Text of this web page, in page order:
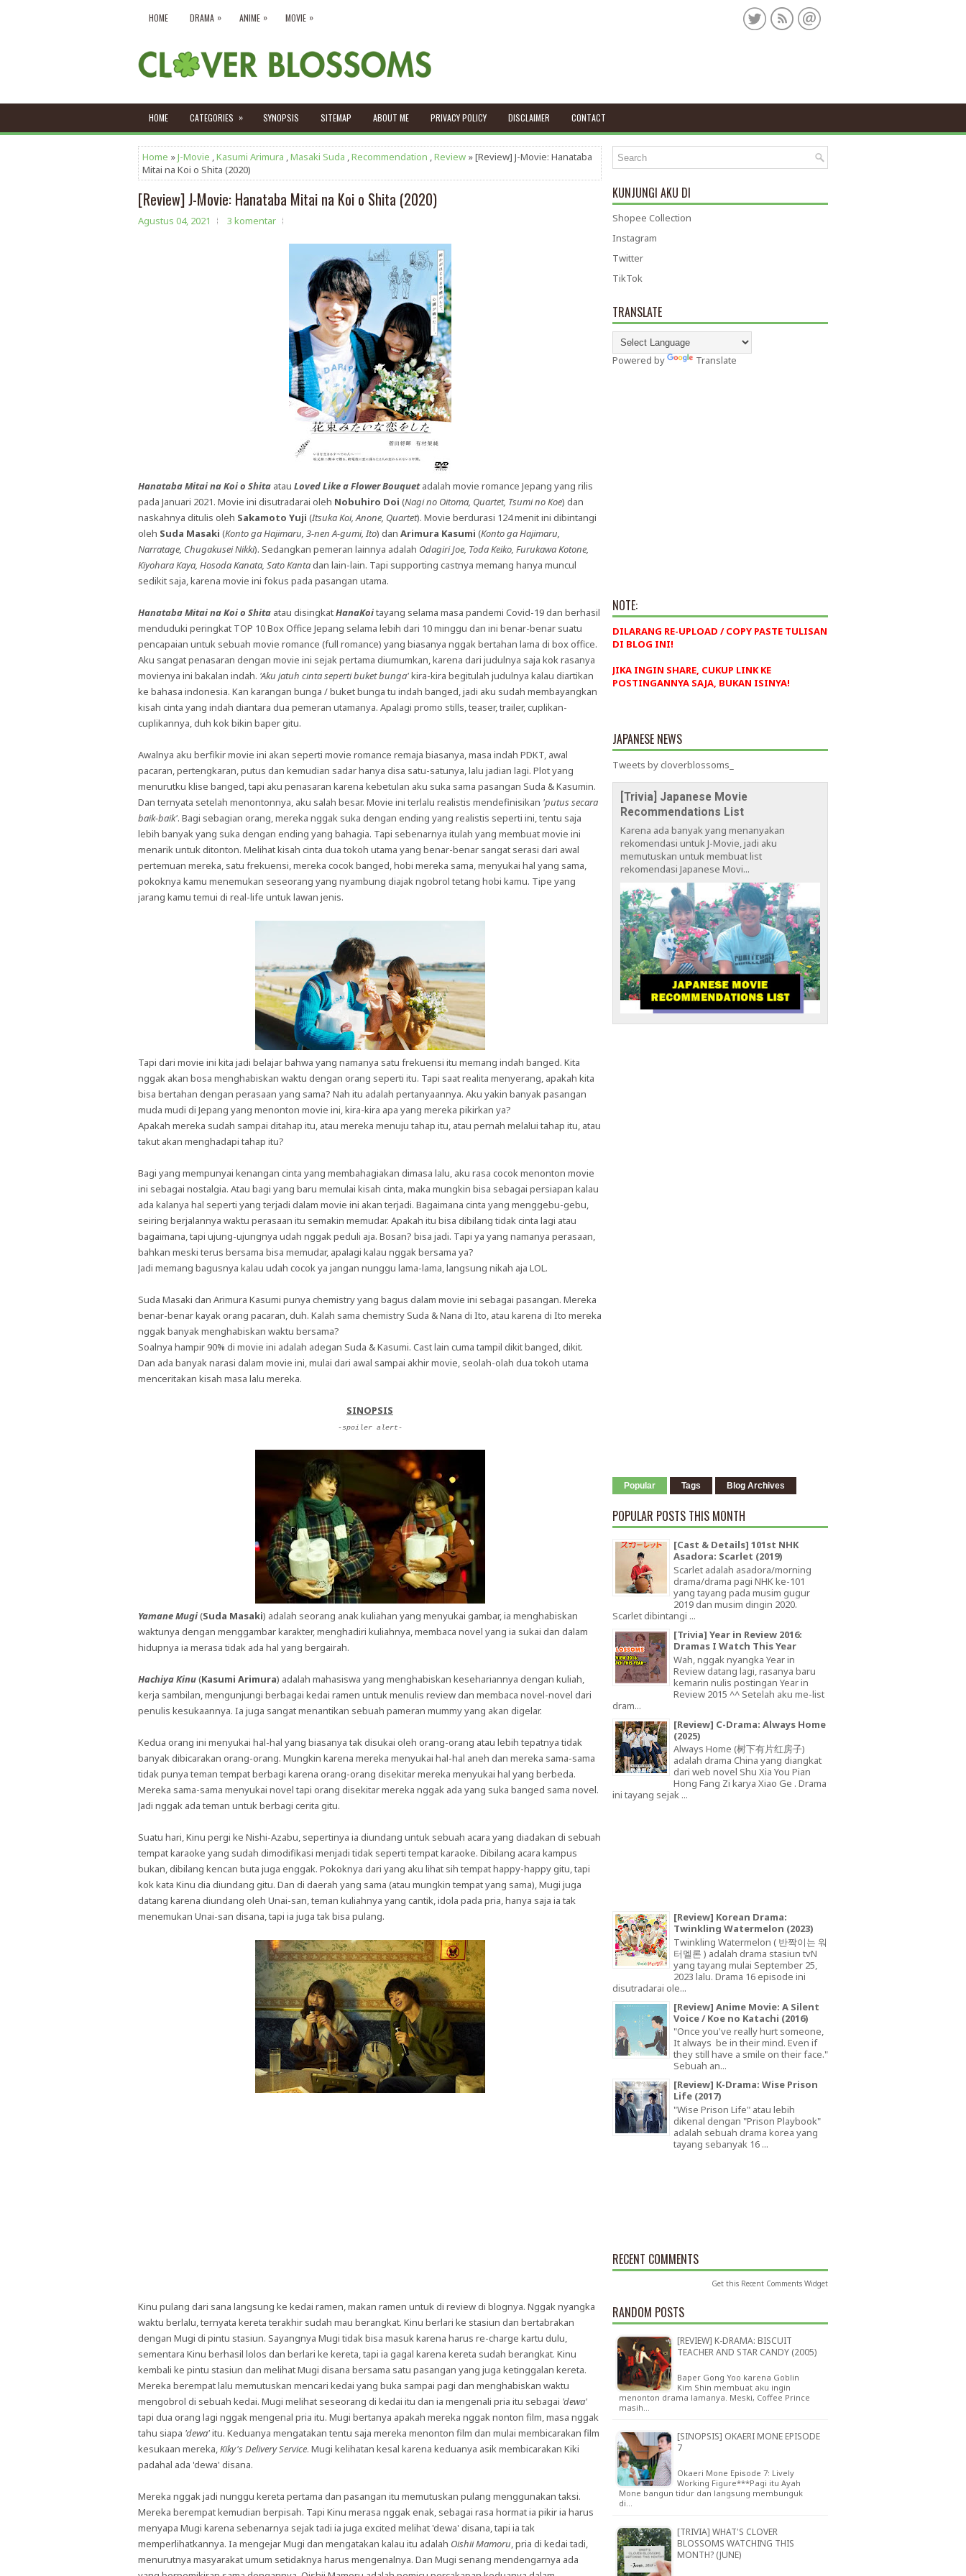
HOME DRAMA » ANIME » MOVIE »
HOME CATEGORIES » SYNOPSIS SITEMAP ABOUT ME PRIVACY POLICY DISCLAIMER CONTACT
Home »J-Movie ,Kasumi Arimura ,Masaki Suda ,Recommendation ,Review » [Review] J-Movie: Hanataba
Mitai na Koi o Shita (2020)
[Review] J-Movie: Hanataba Mitai na Koi o Shita (2020)
Agustus 04, 2021 3 komentar
Hanataba Mitai na Koi o Shita atau Loved Like a Flower Bouquetadalah movie romance Jepang yang rilis
pada Januari 2021. Movie ini disutradarai oleh Nobuhiro Doi (Nagi no Oitoma, Quartet, Tsumi no Koe) dan
naskahnya ditulis oleh Sakamoto Yuji (Itsuka Koi, Anone, Quartet). Movie berdurasi 124 menit ini dibintangi
oleh Suda Masaki (Konto ga Hajimaru, 3-nen A-gumi, Ito) dan Arimura Kasumi (Konto ga Hajimaru,
Narratage, Chugakusei Nikki). Sedangkan pemeran lainnya adalah Odagiri Joe, Toda Keiko, Furukawa Kotone,
Kiyohara Kaya, Hosoda Kanata, Sato Kantadan lain-lain. Tapi supporting castnya memang hanya muncul
sedikit saja, karena movie ini fokus pada pasangan utama.
Hanataba Mitai na Koi o Shita atau disingkatHanaKoitayang selama masa pandemi Covid-19 dan berhasil
menduduki peringkat TOP 10 Box Office Jepang selama lebih dari 10 minggu dan ini benar-benar suatu
pencapaian untuk sebuah movie romance (full romance) yang biasanya nggak bertahan lama di box office.
Aku sangat penasaran dengan movie ini sejak pertama diumumkan, karena dari judulnya saja kok rasanya
movienya ini bakalan indah. 'Aku jatuh cinta seperti buket bunga'kira-kira begitulah judulnya kalau diartikan
ke bahasa indonesia. Kan karangan bunga / buket bunga tu indah banged, jadi aku sudah membayangkan
kisah cinta yang indah diantara dua pemeran utamanya. Apalagi promo stills, teaser, trailer, cuplikan-
cuplikannya, duh kok bikin baper gitu.
Awalnya aku berfikir movie ini akan seperti movie romance remaja biasanya, masa indah PDKT, awal
pacaran, pertengkaran, putus dan kemudian sadar hanya disa satu-satunya, lalu jadian lagi. Plot yang
menurutku klise banged, tapi aku penasaran karena kebetulan aku suka sama pasangan Suda & Kasumin.
Dan ternyata setelah menontonnya, aku salah besar. Movie ini terlalu realistis mendefinisikan 'putus secara
baik-baik'. Bagi sebagian orang, mereka nggak suka dengan ending yang realistis seperti ini, tentu saja
lebih banyak yang suka dengan ending yang bahagia. Tapi sebenarnya itulah yang membuat movie ini
menarik untuk ditonton. Melihat kisah cinta dua tokoh utama yang benar-benar sangat serasi dari awal
pertemuan mereka, satu frekuensi, mereka cocok banged, hobi mereka sama, menyukai hal yang sama,
pokoknya kamu menemukan seseorang yang nyambung diajak ngobrol tetang hobi kamu. Tipe yang
jarang kamu temui di real-life untuk lawan jenis.
Tapi dari movie ini kita jadi belajar bahwa yang namanya satu frekuensi itu memang indah banged. Kita
nggak akan bosa menghabiskan waktu dengan orang seperti itu. Tapi saat realita menyerang, apakah kita
bisa bertahan dengan perasaan yang sama? Nah itu adalah pertanyaannya. Aku yakin banyak pasangan
muda mudi di Jepang yang menonton movie ini, kira-kira apa yang mereka pikirkan ya?
Apakah mereka sudah sampai ditahap itu, atau mereka menuju tahap itu, atau pernah melalui tahap itu, atau
takut akan menghadapi tahap itu?
Bagi yang mempunyai kenangan cinta yang membahagiakan dimasa lalu, aku rasa cocok menonton movie
ini sebagai nostalgia. Atau bagi yang baru memulai kisah cinta, maka mungkin bisa sebagai persiapan kalau
ada kalanya hal seperti yang terjadi dalam movie ini akan terjadi. Bagaimana cinta yang menggebu-gebu,
seiring berjalannya waktu perasaan itu semakin memudar. Apakah itu bisa dibilang tidak cinta lagi atau
bagaimana, tapi ujung-ujungnya udah nggak peduli aja. Bosan? bisa jadi. Tapi ya yang namanya perasaan,
bahkan meski terus bersama bisa memudar, apalagi kalau nggak bersama ya?
Jadi memang bagusnya kalau udah cocok ya jangan nunggu lama-lama, langsung nikah aja LOL.
Suda Masaki dan Arimura Kasumi punya chemistry yang bagus dalam movie ini sebagai pasangan. Mereka
benar-benar kayak orang pacaran, duh. Kalah sama chemistry Suda & Nana di Ito, atau karena di Ito mereka
nggak banyak menghabiskan waktu bersama?
Soalnya hampir 90% di movie ini adalah adegan Suda & Kasumi. Cast lain cuma tampil dikit banged, dikit.
Dan ada banyak narasi dalam movie ini, mulai dari awal sampai akhir movie, seolah-olah dua tokoh utama
menceritakan kisah masa lalu mereka.
SINOPSIS
-spoiler alert-
Yamane Mugi(Suda Masaki) adalah seorang anak kuliahan yang menyukai gambar, ia menghabiskan
waktunya dengan menggambar karakter, menghadiri kuliahnya, membaca novel yang ia sukai dan dalam
hidupnya ia merasa tidak ada hal yang bergairah.
Hachiya Kinu(Kasumi Arimura) adalah mahasiswa yang menghabiskan kesehariannya dengan kuliah,
kerja sambilan, mengunjungi berbagai kedai ramen untuk menulis review dan membaca novel-novel dari
penulis kesukaannya. Ia juga sangat menantikan sebuah pameran mummy yang akan digelar.
Kedua orang ini menyukai hal-hal yang biasanya tak disukai oleh orang-orang atau lebih tepatnya tidak
banyak dibicarakan orang-orang. Mungkin karena mereka menyukai hal-hal aneh dan mereka sama-sama
tidak punya teman tempat berbagi karena orang-orang disekitar mereka menyukai hal yang berbeda.
Mereka sama-sama menyukai novel tapi orang disekitar mereka nggak ada yang suka banged sama novel.
Jadi nggak ada teman untuk berbagi cerita gitu.
Suatu hari, Kinu pergi ke Nishi-Azabu, sepertinya ia diundang untuk sebuah acara yang diadakan di sebuah
tempat karaoke yang sudah dimodifikasi menjadi tidak seperti tempat karaoke. Dibilang acara kampus
bukan, dibilang kencan buta juga enggak. Pokoknya dari yang aku lihat sih tempat happy-happy gitu, tapi
kok kata Kinu dia diundang gitu. Dan di daerah yang sama (atau mungkin tempat yang sama), Mugi juga
datang karena diundang oleh Unai-san, teman kuliahnya yang cantik, idola pada pria, hanya saja ia tak
menemukan Unai-san disana, tapi ia juga tak bisa pulang.
Kinu pulang dari sana langsung ke kedai ramen, makan ramen untuk di review di blognya. Nggak nyangka
waktu berlalu, ternyata kereta terakhir sudah mau berangkat. Kinu berlari ke stasiun dan bertabrakan
dengan Mugi di pintu stasiun. Sayangnya Mugi tidak bisa masuk karena harus re-charge kartu dulu,
sementara Kinu berhasil lolos dan berlari ke kereta, tapi ia gagal karena kereta sudah berangkat. Kinu
kembali ke pintu stasiun dan melihat Mugi disana bersama satu pasangan yang juga ketinggalan kereta.
Mereka berempat lalu memutuskan mencari kedai yang buka sampai pagi dan menghabiskan waktu
mengobrol di sebuah kedai. Mugi melihat seseorang di kedai itu dan ia mengenali pria itu sebagai 'dewa'
tapi dua orang lagi nggak mengenal pria itu. Mugi bertanya apakah mereka nggak nonton film, masa nggak
tahu siapa 'dewa'itu. Keduanya mengatakan tentu saja mereka menonton film dan mulai membicarakan film
kesukaan mereka,Kiky's Delivery Service. Mugi kelihatan kesal karena keduanya asik membicarakan Kiki
padahal ada 'dewa' disana.
Mereka nggak jadi nunggu kereta pertama dan pasangan itu memutuskan pulang menggunakan taksi.
Mereka berempat kemudian berpisah. Tapi Kinu merasa nggak enak, sebagai rasa hormat ia pikir ia harus
menyapa Mugi karena sebenarnya sejak tadi ia juga excited melihat 'dewa' disana, tapi ia tak
memperlihatkannya. Ia mengejar Mugi dan mengatakan kalau itu adalah Oishii Mamoru, pria di kedai tadi,
menurutnya masyarakat umum setidaknya harus mengenalnya. Dan Mugi senang mendengarnya ada
KUNJUNGI AKU DI
Shopee Collection
Instagram
Twitter
TikTok
TRANSLATE
Powered by Translate
NOTE:
DILARANG RE-UPLOAD / COPY PASTE TULISAN
DI BLOG INI!
JIKA INGIN SHARE, CUKUP LINK KE
POSTINGANNYA SAJA, BUKAN ISINYA!
JAPANESE NEWS
Tweets by cloverblossoms_
[Trivia] Japanese Movie
Recommendations List
Karena ada banyak yang menanyakan
rekomendasi untuk J-Movie, jadi aku
memutuskan untuk membuat list
rekomendasi Japanese Movi...
Popular Tags Blog Archives
POPULAR POSTS THIS MONTH
[Cast & Details] 101st NHK
Asadora: Scarlet (2019)
Scarlet adalah asadora/morning
drama/drama pagi NHK ke-101
yang tayang pada musim gugur
2019 dan musim dingin 2020.
Scarlet dibintangi ...
[Trivia] Year in Review 2016:
Dramas I Watch This Year
Wah, nggak nyangka Year in
Review datang lagi, rasanya baru
kemarin nulis postingan Year in
Review 2015 ^^ Setelah aku me-list
dram...
[Review] C-Drama: Always Home
(2025)
Always Home (树下有片红房子)
adalah drama China yang diangkat
dari web novel Shu Xia You Pian
Hong Fang Zi karya Xiao Ge . Drama
ini tayang sejak ...
[Review] Korean Drama:
Twinkling Watermelon (2023)
Twinkling Watermelon ( 반짝이는 워
터멜론 ) adalah drama stasiun tvN
yang tayang mulai September 25,
2023 lalu. Drama 16 episode ini
disutradarai ole...
[Review] Anime Movie: A Silent
Voice / Koe no Katachi (2016)
"Once you've really hurt someone,
It always be in their mind. Even if
they still have a smile on their face."
Sebuah an...
[Review] K-Drama: Wise Prison
Life (2017)
"Wise Prison Life" atau lebih
dikenal dengan "Prison Playbook"
adalah sebuah drama korea yang
tayang sebanyak 16 ...
RECENT COMMENTS
Get this Recent Comments Widget
RANDOM POSTS
[REVIEW] K-DRAMA: BISCUIT
TEACHER AND STAR CANDY (2005)
Baper Gong Yoo karena Goblin
Kim Shin membuat aku ingin
menonton drama lamanya. Meski, Coffee Prince
masih…
[SINOPSIS] OKAERI MONE EPISODE
7
Okaeri Mone Episode 7: Lively
Working Figure***Pagi itu Ayah
Mone bangun tidur dan langsung membunguk
di…
[TRIVIA] WHAT'S CLOVER
BLOSSOMS WATCHING THIS
MONTH? (JUNE)